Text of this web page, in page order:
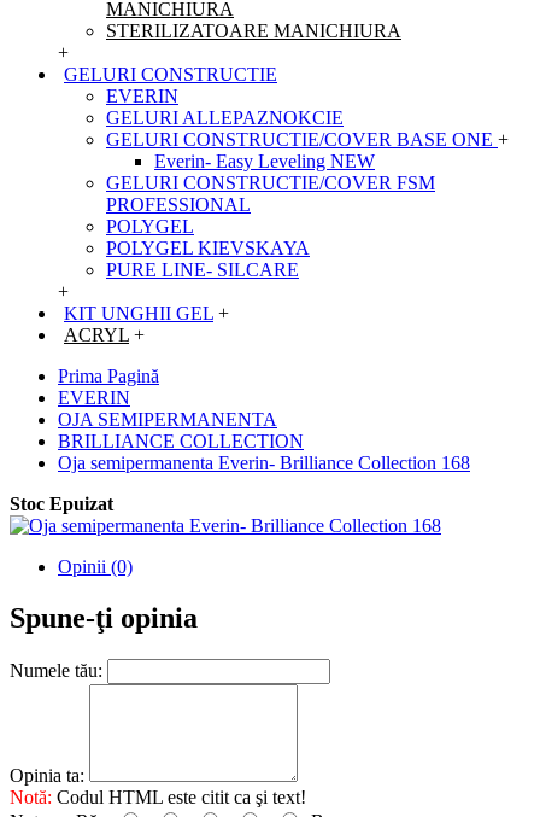
MANICHIURA
STERILIZATOARE MANICHIURA
+
GELURI CONSTRUCTIE
EVERIN
GELURI ALLEPAZNOKCIE
GELURI CONSTRUCTIE/COVER BASE ONE +
Everin- Easy Leveling NEW
GELURI CONSTRUCTIE/COVER FSM
PROFESSIONAL
POLYGEL
POLYGEL KIEVSKAYA
PURE LINE- SILCARE
+
KIT UNGHII GEL +
ACRYL +
Prima Pagină
EVERIN
OJA SEMIPERMANENTA
BRILLIANCE COLLECTION
Oja semipermanenta Everin- Brilliance Collection 168
Stoc Epuizat
Opinii (0)
Spune-ţi opinia
Numele tău:
Opinia ta:
Notă: Codul HTML este citit ca şi text!